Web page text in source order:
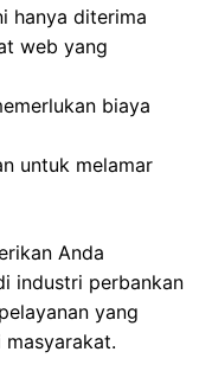
hanya diterima
web yang
biaya
untuk melamar
Anda
industri perbankan
yang